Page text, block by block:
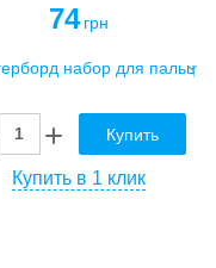
74 грн
Купить
Купить в 1 клик